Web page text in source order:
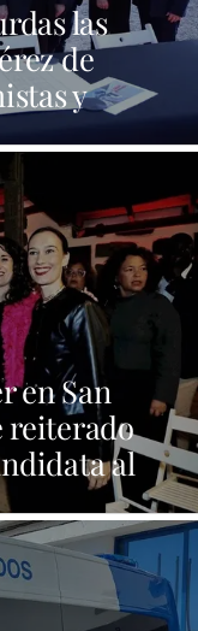
las
de
y
en
en San
reiterado
al
Corujo"